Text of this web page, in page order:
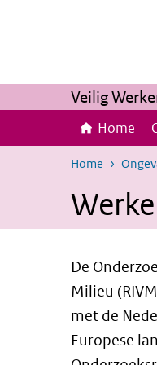
Veilig
Home
Home
De
Milieu
met de
Europese